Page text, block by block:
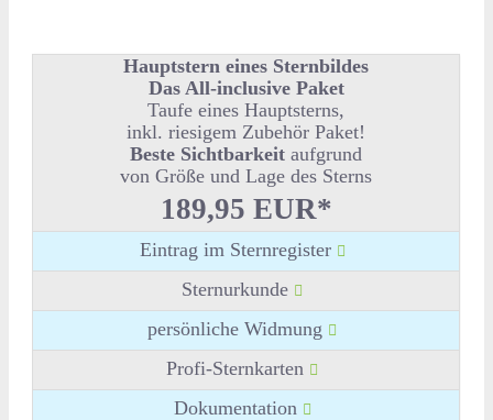
Hauptstern eines Sternbildes
Das All-inclusive Paket
Taufe eines Hauptsterns,
inkl. riesigem Zubehör Paket!
Beste Sichtbarkeitaufgrund
von Größe und Lage des Sterns
189,95 EUR*
Eintrag im Sternregister
Sternurkunde
persönliche Widmung
Profi-Sternkarten
Dokumentation